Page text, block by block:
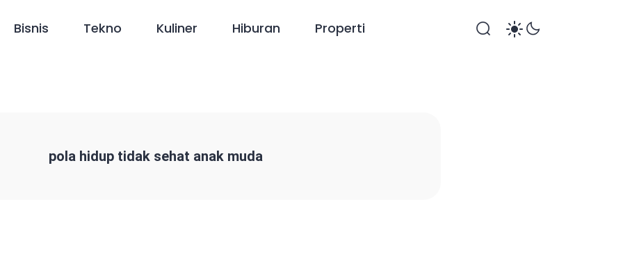
Bisnis Tekno Kuliner Hiburan Properti
pola hidup tidak sehat anak muda